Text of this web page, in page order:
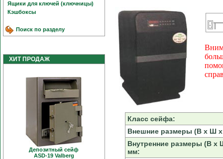
Ящики для ключей (ключницы)
Кэшбоксы
Поиск по разделу
ХИТ ПРОДАЖ
Депозитный сейф
ASD-19 Valberg
Класс сейфа:
Внешние размеры (В х Ш
Внутренние размеры (В х
мм: